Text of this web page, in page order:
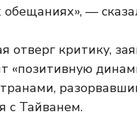
обещаниях», —
критику,
«позитивную
с Тайванем.